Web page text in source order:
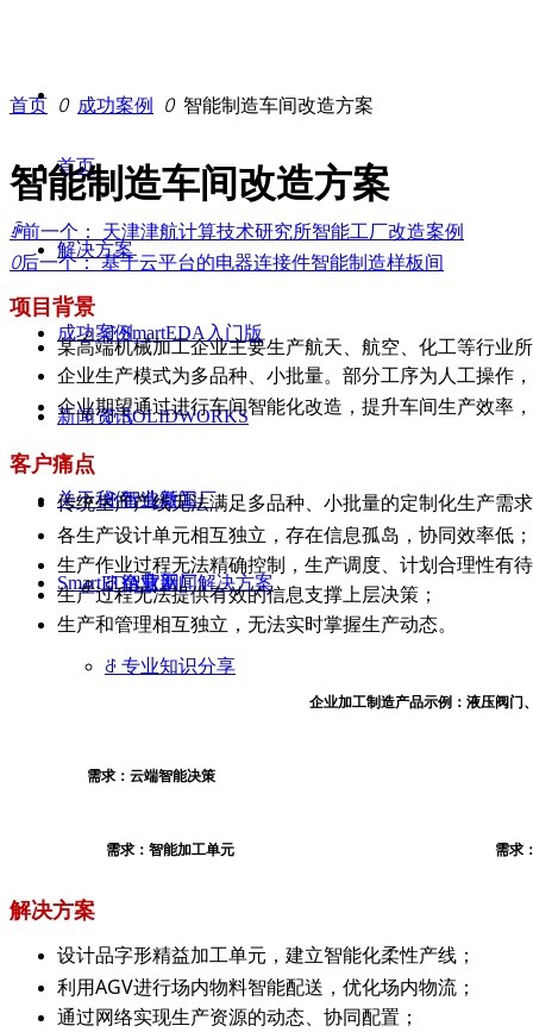
首页
解决方案
ꁕ SmartEDA入门版
ꁕ SOLIDWORKS
ꁕ 智造微工厂
ꁕ 智慧工厂解决方案
成功案例
新闻资讯
ꁕ 行业新闻
ꁕ 企业新闻
ꁕ 专业知识分享
关于我们
SmartEDA官网
首页 ꄲ 成功案例 ꄲ 智能制造车间改造方案
智能制造车间改造方案
ꄴ前一个：
天津津航计算技术研究所智能工厂改造案例
ꄲ后一个： 基于云平台的电器连接件智能制造样板间
项目背景
某高端机械加工企业主要生产航天、航空、化工等行业
企业生产模式为多品种、小批量。部分工序为人工操作
企业期望通过进行车间智能化改造，提升车间生产效率
客户痛点
传统生产产线无法满足多品种、小批量的定制化生产需
各生产设计单元相互独立，存在信息孤岛，协同效率低；
生产作业过程无法精确控制，生产调度、计划合理性有
生产过程无法提供有效的信息支撑上层决策；
生产和管理相互独立，无法实时掌握生产动态。
企业加工制造产品示例：液压阀门
需求：云端智能决策 需求：云
需求：智能加工单元 需求：数字孪
解决方案
设计品字形精益加工单元，建立智能化柔性产线；
利用AGV进行场内物料智能配送，优化场内物流；
通过网络实现生产资源的动态、协同配置；